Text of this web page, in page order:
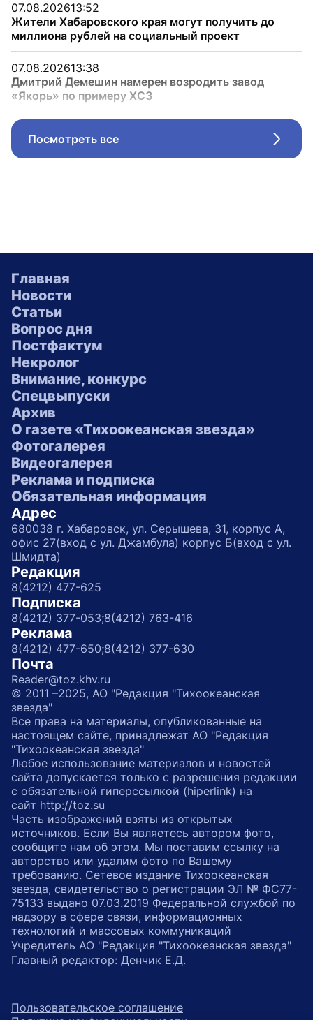
07.08.202613:52
Жители Хабаровского края могут получить до
миллиона рублей на социальный проект
07.08.202613:38
Дмитрий Демешин намерен возродить завод
«Якорь» по примеру ХСЗ
Посмотреть все
Главная
Новости
Статьи
Вопрос дня
Постфактум
Некролог
Внимание, конкурс
Спецвыпуски
Архив
О газете «Тихоокеанская звезда»
Фотогалерея
Видеогалерея
Реклама и подписка
Обязательная информация
Адрес
680038 г. Хабаровск, ул. Серышева, 31, корпус А,
офис 27(вход с ул. Джамбула) корпус Б(вход с ул.
Шмидта)
Редакция
8(4212) 477-625
Подписка
8(4212) 377-053;8(4212) 763-416
Реклама
8(4212) 477-650;8(4212) 377-630
Почта
Reader@toz.khv.ru
© 2011 –2025, АО "Редакция "Тихоокеанская
звезда"
Все права на материалы, опубликованные на
настоящем сайте, принадлежат АО "Редакция
"Тихоокеанская звезда"
Любое использование материалов и новостей
сайта допускается только с разрешения редакции
с обязательной гиперссылкой (hiperlink) на
сайт http://toz.su
Часть изображений взяты из открытых
источников. Если Вы являетесь автором фото,
сообщите нам об этом. Мы поставим ссылку на
авторство или удалим фото по Вашему
требованию. Сетевое издание Тихоокеанская
звезда, свидетельство о регистрации ЭЛ № ФС77-
75133 выдано 07.03.2019 Федеральной службой по
надзору в сфере связи, информационных
технологий и массовых коммуникаций
Учредитель АО "Редакция "Тихоокеанская звезда"
Главный редактор: Денчик Е.Д.
Пользовательское соглашение